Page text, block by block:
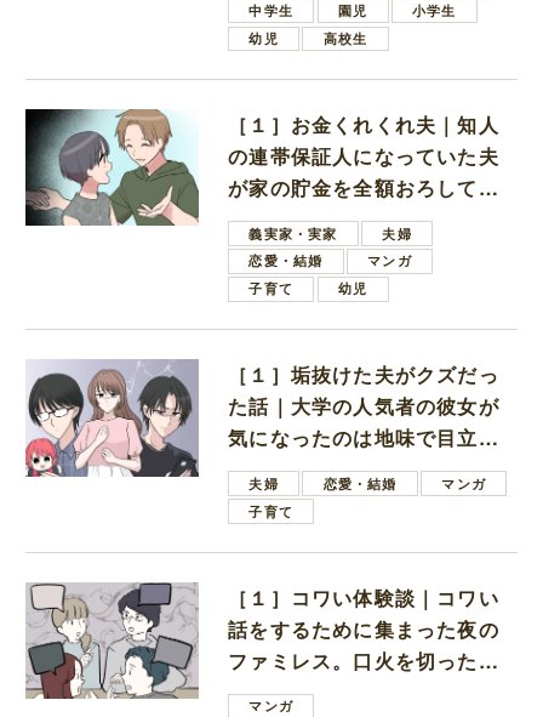
中学生
園児
小学生
幼児
高校生
［１］お金くれくれ夫｜知人
の連帯保証人になっていた夫
が家の貯金を全額おろしてほ
しいと言ってきた
義実家・実家
夫婦
恋愛・結婚
マンガ
子育て
幼児
［１］垢抜けた夫がクズだっ
た話｜大学の人気者の彼女が
気になったのは地味で目立た
ない男子学生
夫婦 恋愛・結婚
マンガ
子育て
［１］コワい体験談｜コワい
話をするために集まった夜の
ファミレス。口火を切ったの
は電車好きの男の子ママ
マンガ